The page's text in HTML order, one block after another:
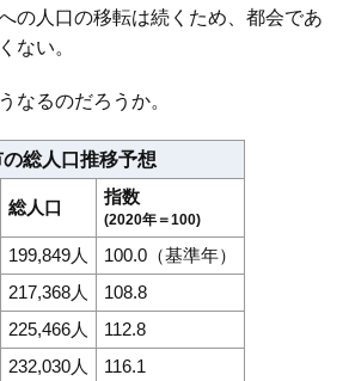
の人口の移転は続くため、都会であ
ない。
なるのだろうか。
総人口推移予想
総人口
指数
(2020年＝100)
199,849人
100.0（基準年）
217,368人
108.8
225,466人
112.8
232,030人
116.1